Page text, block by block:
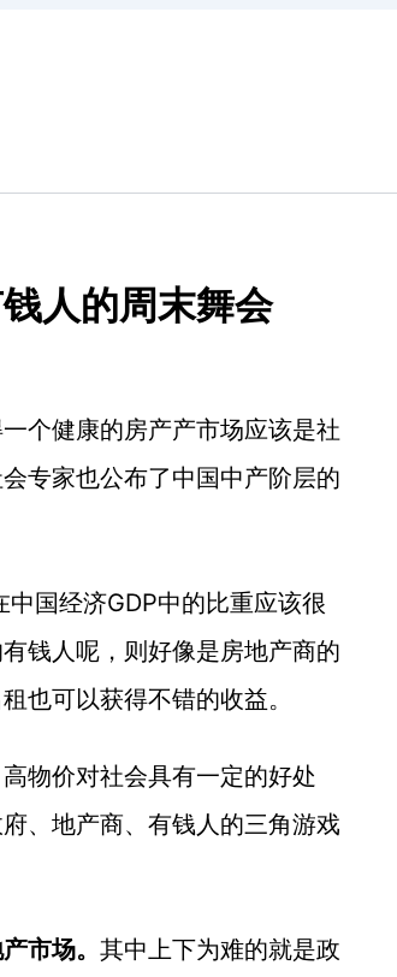
人的周末舞会
个健康的房产产市场应该是社
专家也公布了中国中产阶层的
中国经济GDP中的比重应该很
钱人呢，则好像是房地产商的
也可以获得不错的收益。
物价对社会具有一定的好处
、地产商、有钱人的三角游戏
市场。其中上下为难的就是政